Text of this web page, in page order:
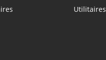
Utilitaires